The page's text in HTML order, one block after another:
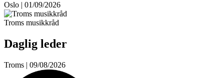
Oslo | 01/09/2026
Troms musikkråd
Daglig leder
Troms | 09/08/2026